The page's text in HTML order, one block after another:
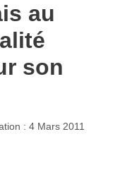
au
son
: 4 Mars 2011